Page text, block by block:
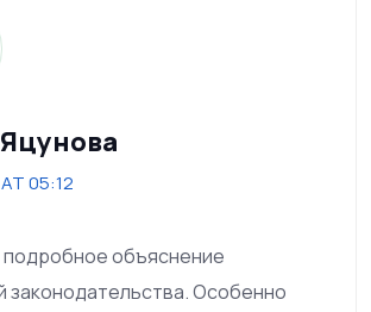
05:12
объяснение
законодательства. Особенно